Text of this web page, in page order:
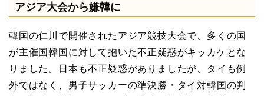
アジア大会から嫌韓に
韓国の仁川で開催されたアジア競技大会で、多くの国
が主催国韓国に対して抱いた不正疑惑がキッカケとな
りました。日本も不正疑惑がありましたが、タイも例
外ではなく、男子サッカーの準決勝・タイ対韓国の判